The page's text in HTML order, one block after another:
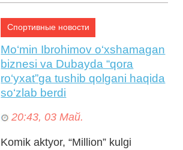
Спортивные новости
Mo‘min Ibrohimov o‘xshamagan
biznesi va Dubayda “qora
ro‘yxat”ga tushib qolgani haqida
so‘zlab berdi
20:43, 03 Май.
Komik aktyor, “Million” kulgi